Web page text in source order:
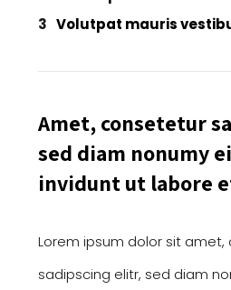
Volutpat mauris
Amet, consetetur
sed diam nonumy
invidunt ut labore
Lorem ipsum dolor sit
sadipscing elitr, sed diam